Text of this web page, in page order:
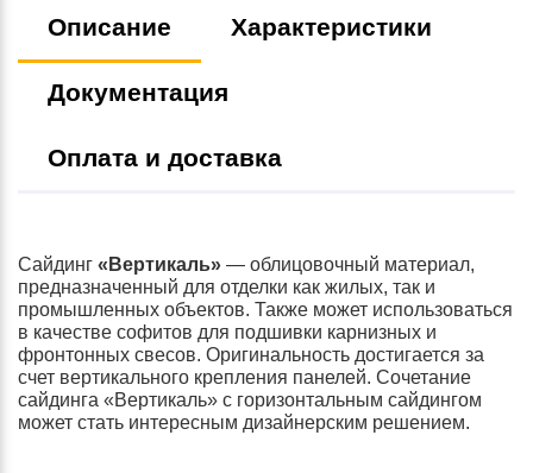
Описание Характеристики
Документация
Оплата и доставка
Сайдинг «Вертикаль» — облицовочный материал,
предназначенный для отделки как жилых, так и
промышленных объектов. Также может использоваться
в качестве софитов для подшивки карнизных и
фронтонных свесов. Оригинальность достигается за
счет вертикального крепления панелей. Сочетание
сайдинга «Вертикаль» с горизонтальным сайдингом
может стать интересным дизайнерским решением.